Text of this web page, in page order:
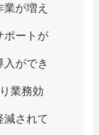
が増え
ポートが
ができ
業務効
減されて